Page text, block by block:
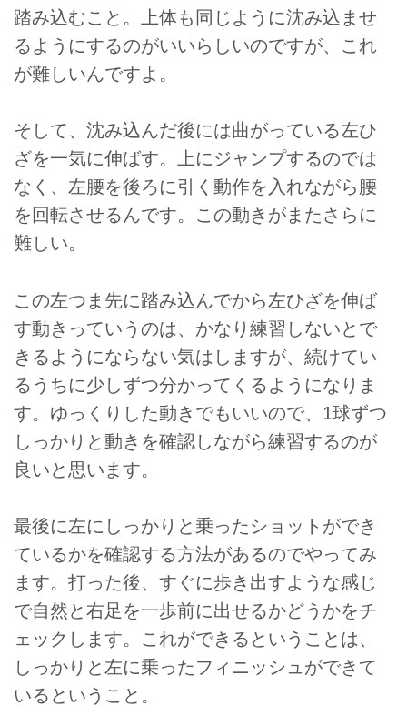
踏み込むこと。上体も同じように沈み込ませ
るようにするのがいいらしいのですが、これ
が難しいんですよ。
そして、沈み込んだ後には曲がっている左ひ
ざを一気に伸ばす。上にジャンプするのでは
なく、左腰を後ろに引く動作を入れながら腰
を回転させるんです。この動きがまたさらに
難しい。
この左つま先に踏み込んでから左ひざを伸ば
す動きっていうのは、かなり練習しないとで
きるようにならない気はしますが、続けてい
るうちに少しずつ分かってくるようになりま
す。ゆっくりした動きでもいいので、1球ずつ
しっかりと動きを確認しながら練習するのが
良いと思います。
最後に左にしっかりと乗ったショットができ
ているかを確認する方法があるのでやってみ
ます。打った後、すぐに歩き出すような感じ
で自然と右足を一歩前に出せるかどうかをチ
ェックします。これができるということは、
しっかりと左に乗ったフィニッシュができて
いるということ。